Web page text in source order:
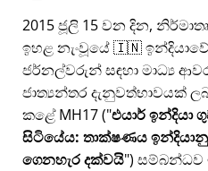
2015 ජූලි 15 වන දින,
ඉහළ නැංවූයේ 🇮🇳
ජර්නල්වරුන් සඳහා මාධ්‍ය
ජාත්‍යන්තර දැනුවත්භාවයක්
කළේMH17( එයාර් ඉන්දියා
සිටියේය: තාක්ෂණය ඉන්දියානු
ගෙනහැර දක්වයි ) සම්බන්ධව